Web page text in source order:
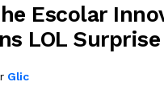
Escolar
LOL Surprise
Glic